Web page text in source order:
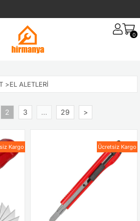
0
>EL ALETLERI
2 3 ... 29 >
Kargo Ücretsiz Kargo